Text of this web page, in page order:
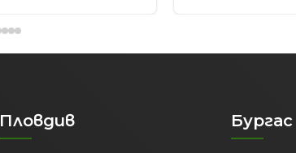
Пловдив Бургас